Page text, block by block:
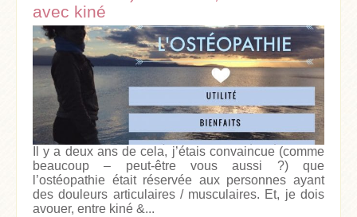
avec kiné
Il y a deux ans de cela, j’étais convaincue (comme
beaucoup – peut-être vous aussi ?) que
l’ostéopathie était réservée aux personnes ayant
des douleurs articulaires / musculaires. Et, je dois
avouer, entre kiné &...